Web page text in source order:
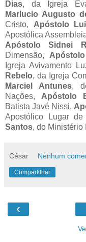
Dias, da Igreja
Marlucio Augusto
Cristo, Apóstolo
Apostólica
Apóstolo Sidnei
Dimensão,
Igreja Avivamento
Rebelo, da Igreja
Marciel Antunes,
Nações, Apóstolo
Batista Javé Nissi,
Apostólico Lugar
Santos, do Ministério
César Nenhum
Compartilhar
‹